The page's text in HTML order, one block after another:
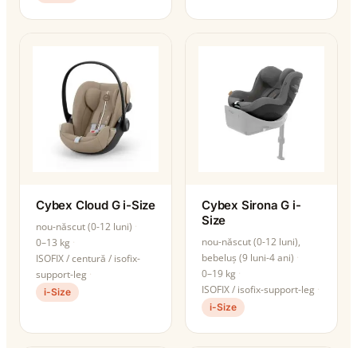
Cybex Cloud G i-Size
nou-născut (0-12 luni)
0–13 kg
ISOFIX / centură / isofix-
support-leg
i-Size
Cybex Sirona G i-
Size
nou-născut (0-12 luni),
bebeluș (9 luni-4 ani)
0–19 kg
ISOFIX / isofix-support-leg
i-Size